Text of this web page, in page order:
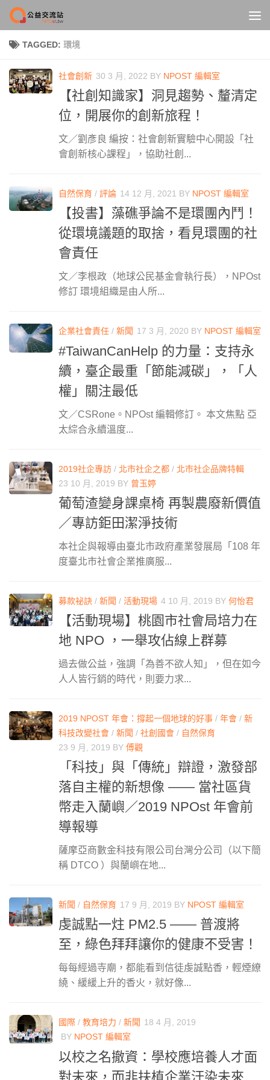
Skip to content
TAGGED: 環境
社會創新 30 3 月, 2022 BY NPOST 編輯室
【社創知識家】洞見趨勢、釐清定
位，開展你的創新旅程！
文／劉彥良 編按：社會創新實驗中心開設「社
會創新核心課程」，協助社創...
自然保育 / 評論 14 12 月, 2021 BY NPOST 編輯室
【投書】藻礁爭論不是環團內鬥！
從環境議題的取捨，看見環團的社
會責任
文／李根政（地球公⺠基⾦會執⾏長），NPOst
修訂 環境組織是由⼈所...
企業社會責任 / 新聞 17 3 月, 2020 BY NPOST 編輯室
#TaiwanCanHelp 的力量：支持永
續，臺企最重「節能減碳」，「人
權」關注最低
文／CSRone。NPOst 編輯修訂。 本文焦點 亞
太綜合永續溫度...
2019社企專訪 / 北市社企之都 / 北市社企品牌特輯
23 10 月, 2019 BY 曾玉婷
葡萄渣變身課桌椅 再製農廢新價值
／專訪鉅田潔淨技術
本社企與報導由臺北市政府產業發展局「108 年
度臺北市社會企業推廣服...
募款祕訣 / 新聞 / 活動現場 4 10 月, 2019 BY 何怡君
【活動現場】桃園市社會局培力在
地 NPO ，一舉攻佔線上群募
過去做公益，強調「為善不欲人知」，但在如今
人人皆行銷的時代，則要力求...
2019 NPOST 年會：撐起一個地球的好事 / 年會 / 新
科技改變社會 / 新聞 / 社創國會 / 自然保育
23 9 月, 2019 BY 傅觀
「科技」與「傳統」辯證，激發部
落自主權的新想像 —— 當社區貨
幣走入蘭嶼／2019 NPOst 年會前
導報導
薩摩亞商數金科技有限公司台灣分公司（以下簡
稱 DTCO ）與蘭嶼在地...
新聞 / 自然保育 17 9 月, 2019 BY NPOST 編輯室
虔誠點一炷 PM2.5 —— 普渡將
至，綠色拜拜讓你的健康不受害！
每每經過寺廟，都能看到信徒虔誠點香，輕煙繚
繞、緩緩上升的香火，就好像...
國際 / 教育培力 / 新聞 18 4 月, 2019
BY NPOST 編輯室
以校之名撤資：學校應培養人才面
對未來，而非扶植企業汙染未來